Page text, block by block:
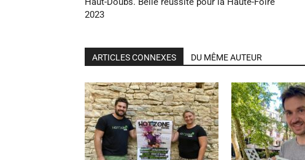
2023
ARTICLES CONNEXES DU MÊME AUTEUR